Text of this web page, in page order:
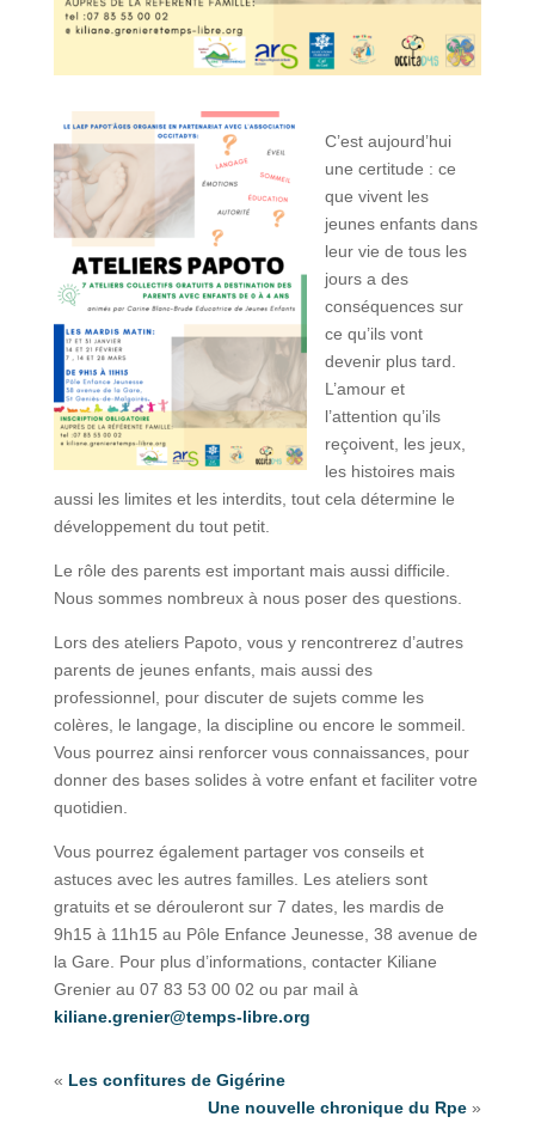
C’est aujourd’hui
une certitude : ce
que vivent les
jeunes enfants dans
leur vie de tous les
jours a des
conséquences sur
ce qu’ils vont
devenir plus tard.
L’amour et
l’attention qu’ils
reçoivent, les jeux,
les histoires mais
aussi les limites et les interdits, tout cela détermine le
développement du tout petit.
Le rôle des parents est important mais aussi difficile.
Nous sommes nombreux à nous poser des questions.
Lors des ateliers Papoto, vous y rencontrerez d’autres
parents de jeunes enfants, mais aussi des
professionnel, pour discuter de sujets comme les
colères, le langage, la discipline ou encore le sommeil.
Vous pourrez ainsi renforcer vous connaissances, pour
donner des bases solides à votre enfant et faciliter votre
quotidien.
Vous pourrez également partager vos conseils et
astuces avec les autres familles. Les ateliers sont
gratuits et se dérouleront sur 7 dates, les mardis de
9h15 à 11h15 au Pôle Enfance Jeunesse, 38 avenue de
la Gare. Pour plus d’informations, contacter Kiliane
Grenier au 07 83 53 00 02 ou par mail à
kiliane.grenier@temps-libre.org
« Les confitures de Gigérine
Une nouvelle chronique du Rpe »